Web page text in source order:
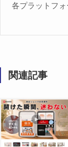
各プラットフ
関連記事